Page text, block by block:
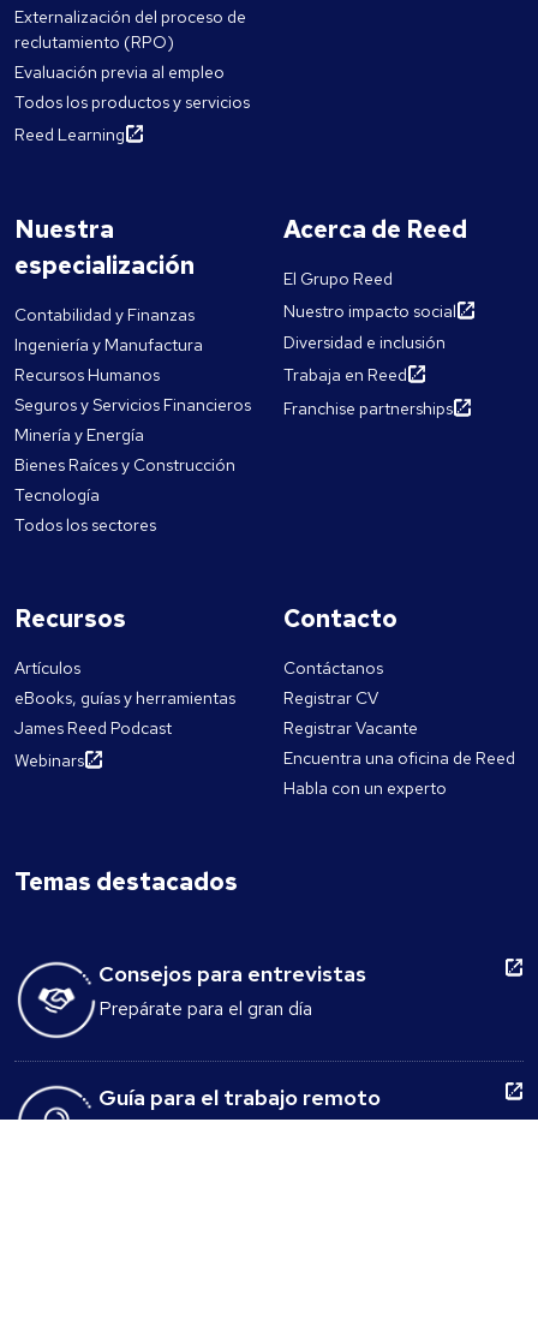
Externalización del proceso de
reclutamiento (RPO)
Evaluación previa al empleo
Todos los productos y servicios
Reed Learning
Nuestra
especialización
Contabilidad y Finanzas
Ingeniería y Manufactura
Recursos Humanos
Seguros y Servicios Financieros
Minería y Energía
Bienes Raíces y Construcción
Tecnología
Todos los sectores
Acerca de Reed
El Grupo Reed
Nuestro impacto social
Diversidad e inclusión
Trabaja en Reed
Franchise partnerships
Recursos
Artículos
eBooks, guías y herramientas
James Reed Podcast
Webinars
Contacto
Contáctanos
Registrar CV
Registrar Vacante
Encuentra una oficina de Reed
Habla con un experto
Temas destacados
Consejos para entrevistas
Prepárate para el gran día
Guía para el trabajo remoto